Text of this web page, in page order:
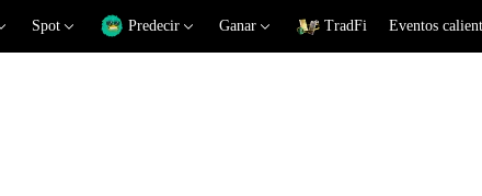
Spot Predecir Ganar TradFi Eventos